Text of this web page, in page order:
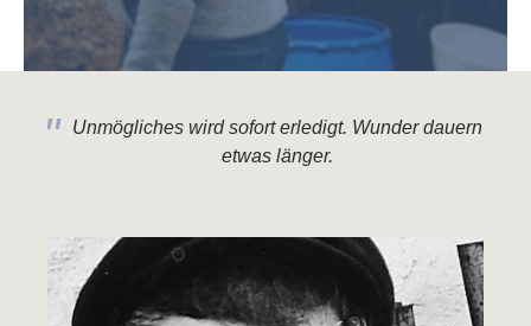
Unmögliches wird sofort erledigt. Wunder dauern
etwas länger.